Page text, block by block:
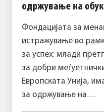
одржување на
Фондацијата за
истражување во
за успех: млади
за добри
Европската Унија,
за одржување на…